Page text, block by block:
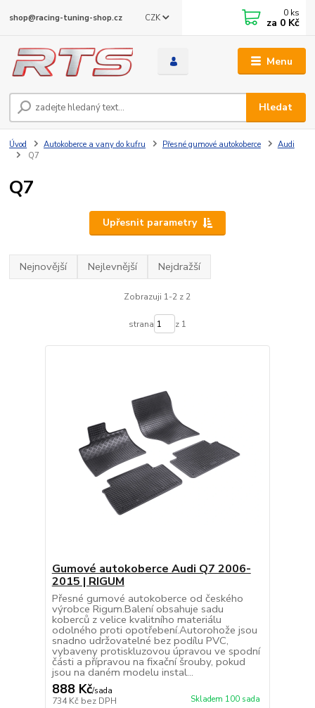
Menu
CZK
Hledat
shop@racing-tuning-shop.cz 0 ks
za 0 Kč
Úvod Autokoberce a vany do kufru Přesné gumové autokoberce
Audi
Q7
Q7
Upřesnit parametry
Nejnovější Nejlevnější Nejdražší
Zobrazuji 1-2 z 2
strana z 1
Gumové autokoberce Audi Q7 2006-
2015 | RIGUM
Přesné gumové autokoberce od českého
výrobce Rigum.Balení obsahuje sadu
koberců z velice kvalitního materiálu
odolného proti opotřebení.Autorohože jsou
snadno udržovatelné bez podílu PVC,
vybaveny protiskluzovou úpravou ve spodní
části a přípravou na fixační šrouby, pokud
jsou na daném modelu instal...
888 Kč/sada
734 Kč bez DPH Skladem 100 sada